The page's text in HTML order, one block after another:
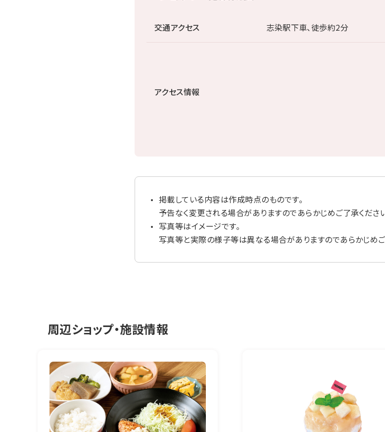
交通アクセス 志染駅下車、徒歩約2分
アクセス情報
掲載している内容は作成時点のものです。
予告なく変更される場合がありますのであらかじめご了承くださ
写真等はイメージです。
写真等と実際の様子等は異なる場合がありますのであらかじめご
周辺ショップ・施設情報